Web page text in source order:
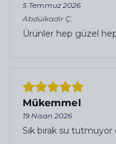
5 Temmuz 2026
Abdülkadir Ç.
Ürünler hep güzel
Mükemmel
19 Nisan 2026
Sık bırak su